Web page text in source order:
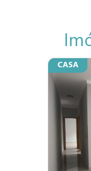
CASA